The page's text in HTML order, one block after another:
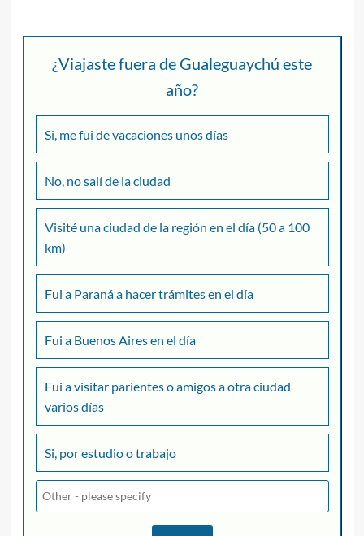
¿Viajaste fuera de Gualeguaychú este
año?
Si, me fui de vacaciones unos días
No, no salí de la ciudad
Visité una ciudad de la región en el día (50 a 100
km)
Fui a Paraná a hacer trámites en el día
Fui a Buenos Aires en el día
Fui a visitar parientes o amigos a otra ciudad
varios días
Si, por estudio o trabajo